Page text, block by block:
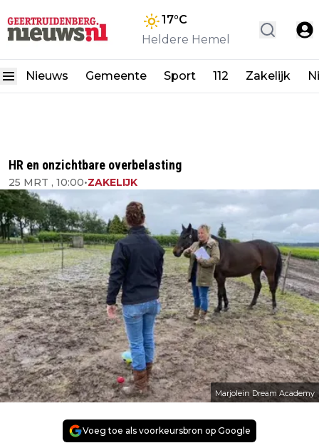
17°C
Heldere Hemel
Nieuws Gemeente Sport 112 Zakelijk
HR en onzichtbare overbelasting
25 MRT , 10:00•ZAKELIJK
Marjolein Dream Academy
Voeg toe als voorkeursbron op Google